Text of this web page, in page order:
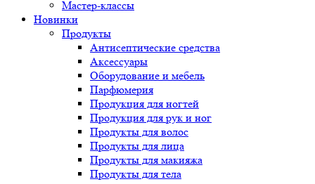
Мастер-классы
Новинки
Продукты
Антисептические средства
Аксессуары
Оборудование и мебель
Парфюмерия
Продукция для ногтей
Продукция для рук и ног
Продукты для волос
Продукты для лица
Продукты для макияжа
Продукты для тела